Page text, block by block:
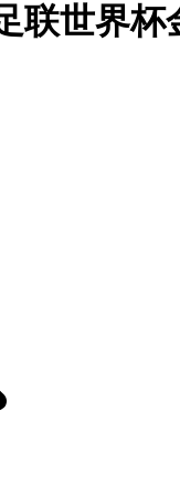
联世界杯